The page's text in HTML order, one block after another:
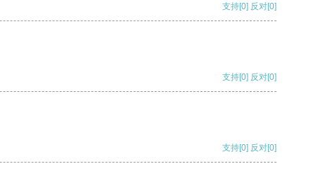
支持[0] 反对[0]
支持[0] 反对[0]
支持[0] 反对[0]